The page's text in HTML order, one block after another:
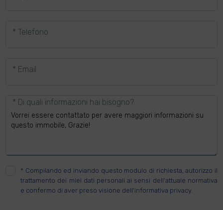
* Telefono
* Email
* Di quali informazioni hai bisogno?
* Compilando ed inviando questo modulo di richiesta, autorizzo il
trattamento dei miei dati personali ai sensi dell'attuale normativa
e confermo di aver preso visione dell'informativa privacy.